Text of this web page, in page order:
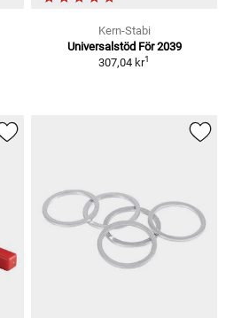
Kern-Stabi
Universalstöd För 2039
307,04 kr1